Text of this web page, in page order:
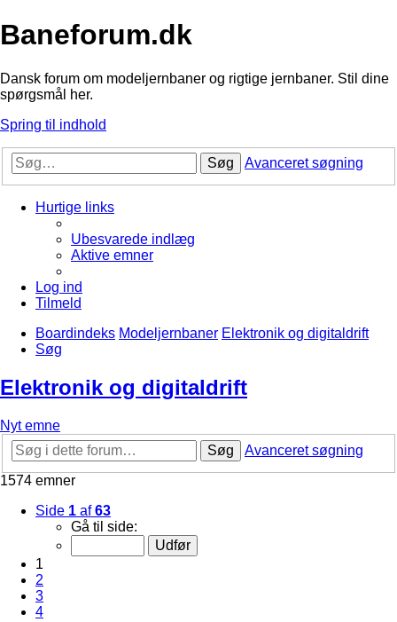
Baneforum.dk
Dansk forum om modeljernbaner og rigtige jernbaner. Stil dine
spørgsmål her.
Spring til indhold
Søg Avanceret søgning
Hurtige links
Ubesvarede indlæg
Aktive emner
Log ind
Tilmeld
Boardindeks Modeljernbaner Elektronik og digitaldrift
Søg
Elektronik og digitaldrift
Nyt emne
Søg
Avanceret søgning
1574 emner
Side 1 af63
Gå til side:
1
2
3
4